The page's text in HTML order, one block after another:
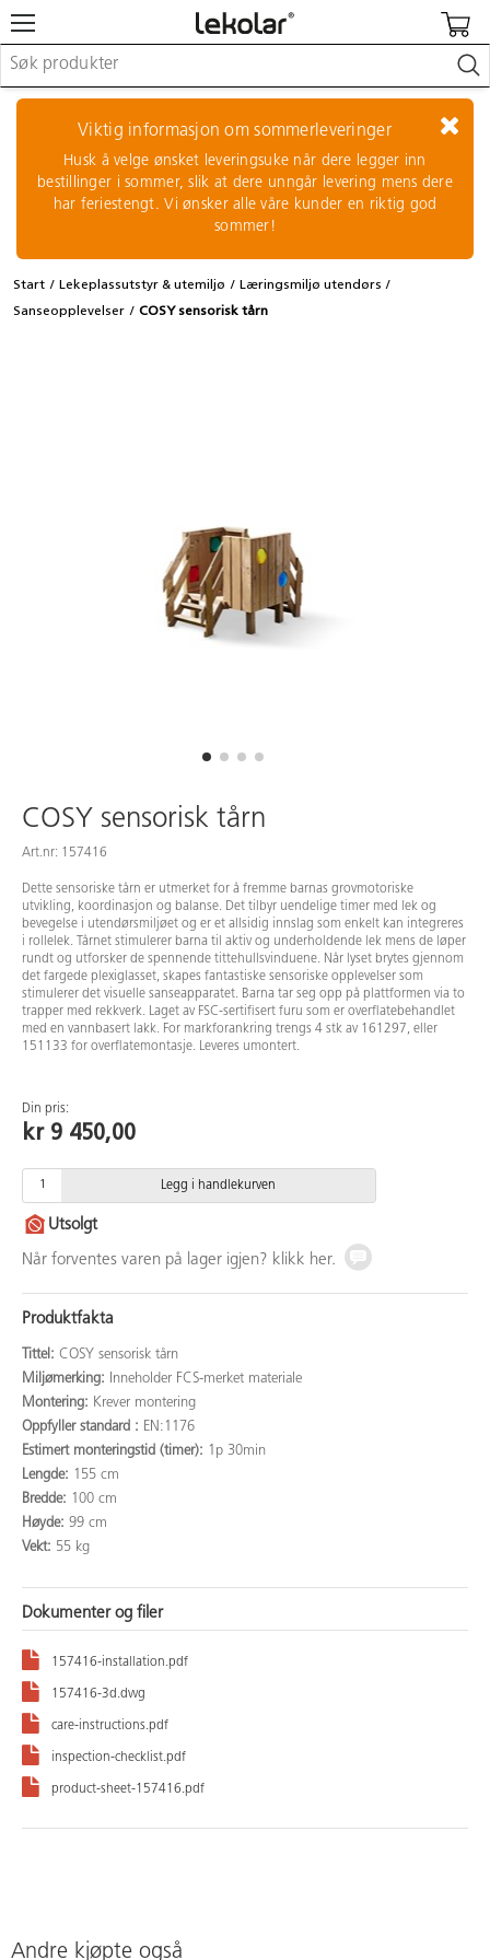
Lekeplassutstyr & utemiljø
Kunst & håndverk
Leker & sykler
Pedagogisk materiell
Barnevogner & småbarnsutstyr
Logge inn / registrere meg
Viktig informasjon om sommerleveringer
Husk å velge ønsket leveringsuke når dere legger inn
bestillinger i sommer, slik at dere unngår levering mens dere
har feriestengt. Vi ønsker alle våre kunder en riktig god
sommer!
Start Lekeplassutstyr & utemiljø
Læringsmiljø utendørs
Sanseopplevelser
COSY sensorisk tårn
COSY sensorisk tårn
Art.nr: 157416
Dette sensoriske tårn er utmerket for å fremme barnas grovmotoriske
utvikling, koordinasjon og balanse. Det tilbyr uendelige timer med lek og
bevegelse i utendørsmiljøet og er et allsidig innslag som enkelt kan integreres
i rollelek. Tårnet stimulerer barna til aktiv og underholdende lek mens de løper
rundt og utforsker de spennende tittehullsvinduene. Når lyset brytes gjennom
det fargede plexiglasset, skapes fantastiske sensoriske opplevelser som
stimulerer det visuelle sanseapparatet. Barna tar seg opp på plattformen via to
trapper med rekkverk. Laget av FSC-sertifisert furu som er overflatebehandlet
med en vannbasert lakk. For markforankring trengs 4 stk av 161297, eller
151133 for overflatemontasje. Leveres umontert.
Din pris:
kr 9 450,00
Legg i handlekurven
Utsolgt
Når forventes varen på lager igjen? klikk her.
Produktfakta
Tittel: COSY sensorisk tårn
Miljømerking:
Inneholder FCS-merket materiale
Montering: Krever montering
Oppfyller standard : EN:1176
Estimert monteringstid (timer): 1p 30min
Lengde: 155 cm
Bredde: 100 cm
Høyde: 99 cm
Vekt: 55 kg
Dokumenter og filer
157416-installation.pdf
157416-3d.dwg
care-instructions.pdf
inspection-checklist.pdf
product-sheet-157416.pdf
Andre kjøpte også